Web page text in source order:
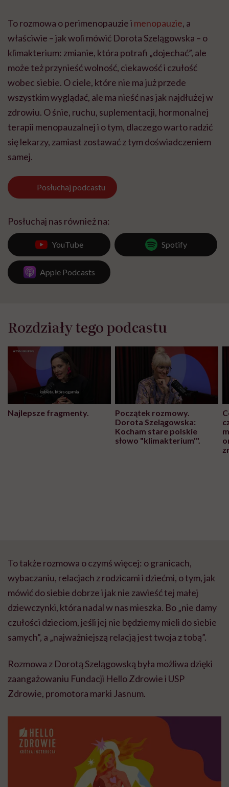
To rozmowa o perimenopauzie i menopauzie, a
właściwie – jak woli mówić Dorota Szelągowska – o
klimakterium: zmianie, która potrafi „dojechać”, ale
może też przynieść wolność, ciekawość i czułość
wobec siebie. O ciele, które nie ma już przede
wszystkim wyglądać, ale ma nieść nas jak najdłużej w
zdrowiu. O śnie, ruchu, suplementacji, hormonalnej
terapii menopauzalnej i o tym, dlaczego warto radzić
się lekarzy, zamiast zostawać z tym doświadczeniem
samej.
Posłuchaj podcastu
Posłuchaj nas również na:
YouTube Spotify
Apple Podcasts
Rozdziały tego podcastu
Najlepsze fragmenty.
Początek rozmowy.
Dorota Szelągowska:
Kocham stare polskie
słowo "klimakterium'".
To także rozmowa o czymś więcej: o granicach,
wybaczaniu, relacjach z rodzicami i dziećmi, o tym, jak
mówić do siebie dobrze i jak nie zawieść tej małej
dziewczynki, która nadal w nas mieszka. Bo „nie damy
czułości dzieciom, jeśli jej nie będziemy mieli do siebie
samych”, a „najważniejszą relacją jest twoja z tobą”.
Rozmowa z Dorotą Szelągowską była możliwa dzięki
zaangażowaniu Fundacji Hello Zdrowie i USP
Zdrowie, promotora marki Jasnum.